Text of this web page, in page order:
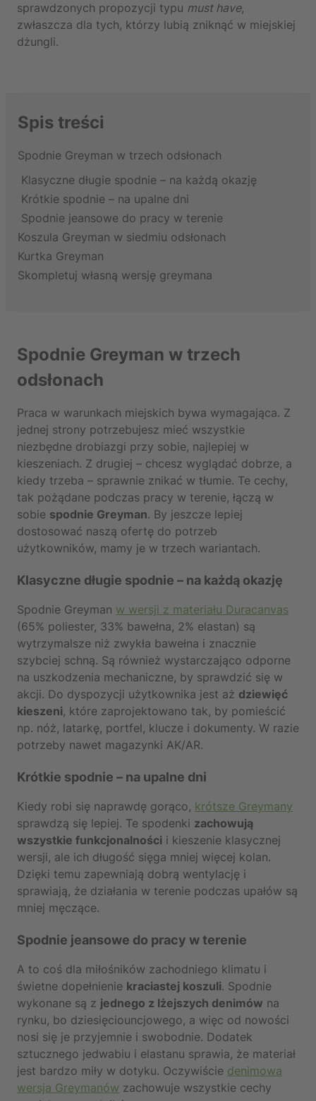
sprawdzonych propozycji typu must have,
zwłaszcza dla tych, którzy lubią zniknąć w miejskiej
dżungli.
Spis treści
Spodnie Greyman w trzech odsłonach
Klasyczne długie spodnie – na każdą okazję
Krótkie spodnie – na upalne dni
Spodnie jeansowe do pracy w terenie
Koszula Greyman w siedmiu odsłonach
Kurtka Greyman
Skompletuj własną wersję greymana
Spodnie Greyman w trzech
odsłonach
Praca w warunkach miejskich bywa wymagająca. Z
jednej strony potrzebujesz mieć wszystkie
niezbędne drobiazgi przy sobie, najlepiej w
kieszeniach. Z drugiej – chcesz wyglądać dobrze, a
kiedy trzeba – sprawnie znikać w tłumie. Te cechy,
tak pożądane podczas pracy w terenie, łączą w
sobie spodnie Greyman. By jeszcze lepiej
dostosować naszą ofertę do potrzeb
użytkowników, mamy je w trzech wariantach.
Klasyczne długie spodnie – na każdą okazję
Spodnie Greyman w wersji z materiału Duracanvas
(65% poliester, 33% bawełna, 2% elastan) są
wytrzymalsze niż zwykła bawełna i znacznie
szybciej schną. Są również wystarczająco odporne
na uszkodzenia mechaniczne, by sprawdzić się w
akcji. Do dyspozycji użytkownika jest aż dziewięć
kieszeni, które zaprojektowano tak, by pomieścić
np. nóż, latarkę, portfel, klucze i dokumenty. W razie
potrzeby nawet magazynki AK/AR.
Krótkie spodnie – na upalne dni
Kiedy robi się naprawdę gorąco, krótsze Greymany
sprawdzą się lepiej. Te spodenki zachowują
wszystkie funkcjonalności i kieszenie klasycznej
wersji, ale ich długość sięga mniej więcej kolan.
Dzięki temu zapewniają dobrą wentylację i
sprawiają, że działania w terenie podczas upałów są
mniej męczące.
Spodnie jeansowe do pracy w terenie
A to coś dla miłośników zachodniego klimatu i
świetne dopełnienie kraciastej koszuli. Spodnie
wykonane są z jednego z lżejszych denimów na
rynku, bo dziesięciouncjowego, a więc od nowości
nosi się je przyjemnie i swobodnie. Dodatek
sztucznego jedwabiu i elastanu sprawia, że materiał
jest bardzo miły w dotyku. Oczywiście denimowa
wersja Greymanów zachowuje wszystkie cechy